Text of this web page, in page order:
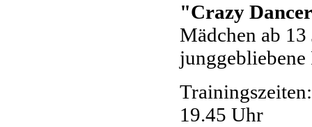
"Crazy
Mädchen ab
19.45 Uhr